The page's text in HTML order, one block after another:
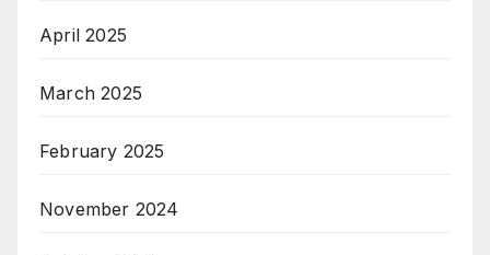
April 2025
March 2025
February 2025
November 2024